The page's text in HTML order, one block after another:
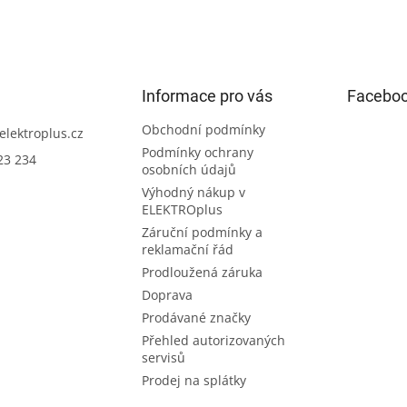
elektroplus.cz
234
Informace pro vás
Obchodní podmínky
Podmínky ochrany
osobních údajů
Výhodný nákup v
ELEKTROplus
Záruční podmínky a
reklamační řád
Prodloužená záruka
Doprava
Prodávané značky
Přehled autorizovaných
servisů
Prodej na splátky